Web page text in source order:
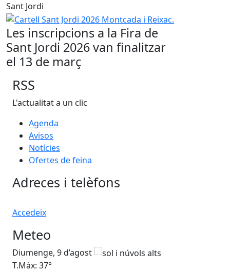
Sant Jordi
Cartell Sant Jordi 2026 Montcada i Reixac.
Les inscripcions a la Fira de
Sant Jordi 2026 van finalitzar
el 13 de març
RSS
L'actualitat a un clic
Agenda
Avisos
Notícies
Ofertes de feina
Adreces i telèfons
Accedeix
Meteo
Diumenge, 9 d’agost
T.Màx: 37°